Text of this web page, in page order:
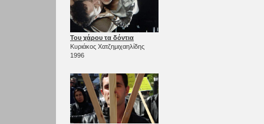
Του χάρου τα δόντια
Κυριάκος Χατζημιχαηλίδης
1996